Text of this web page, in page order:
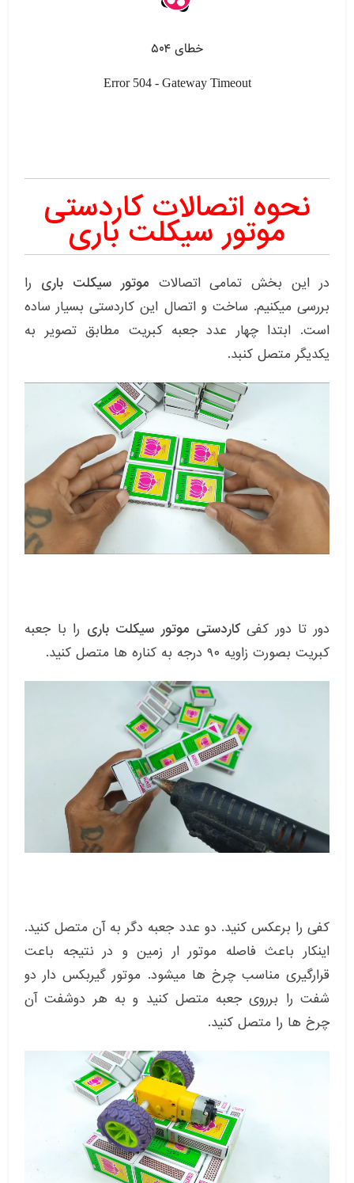
نحوه اتصالات کاردستی
موتور سیکلت باری
در این بخش تمامی اتصالات موتور سیکلت باری را
بررسی میکنیم. ساخت و اتصال این کاردستی بسیار ساده
است. ابتدا چهار عدد جعبه کبریت مطابق تصویر به
یکدیگر متصل کنبد.
دور تا دور کفیکاردستی موتور سیکلت باری را با جعبه
کبریت بصورت زاویه ۹۰ درجه به کناره ها متصل کنید.
کفی را برعکس کنید. دو عدد جعبه دگر به آن متصل کنید.
اینکار باعث فاصله موتور ار زمین و در نتیجه باعت
قرارگیری مناسب چرخ ها میشود. موتور گیربکس دار دو
شفت را برروی جعبه متصل کنید و به هر دوشفت آن
چرخ ها را متصل کنید.